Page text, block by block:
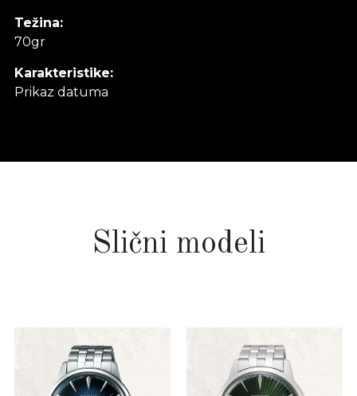
Težina:
70gr
Karakteristike:
Prikaz datuma
Slični modeli